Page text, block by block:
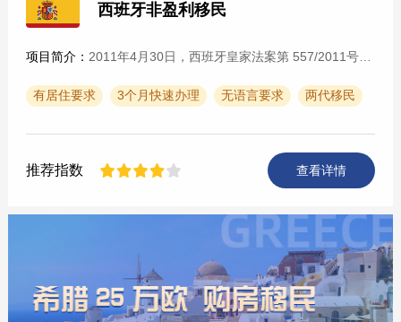
西班牙非盈利移民
项目简介： 2011年4月30日，西班牙皇家法案第 557/2011号正式颁布，该法案是对2000年4月颁布的《组织法》的细化，也是自2009年2月《新组织法》通过后，西班牙政府修订的关于外国人如何···
有居住要求 3个月快速办理 无语言要求 两代移民
推荐指数 查看详情